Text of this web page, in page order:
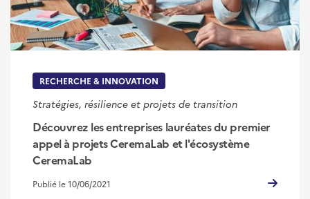
RECHERCHE & INNOVATION
Stratégies, résilience et projets de transition
Découvrez les entreprises lauréates du premier
appel à projets CeremaLab et l'écosystème
CeremaLab
Publié le 10/06/2021